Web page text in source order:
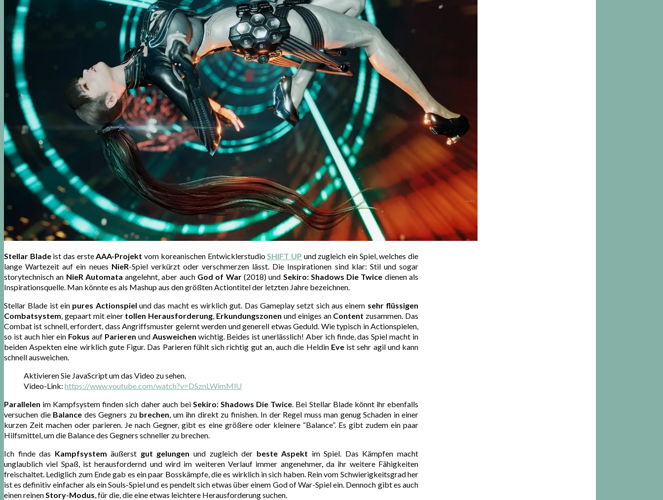
Stellar Bladeist das erste AAA-Projekt vom koreanischen Entwicklerstudio SHIFT UP und zugleich ein Spiel, welches die
lange Wartezeit auf ein neues NieR-Spiel verkürzt oder verschmerzen lässt. Die Inspirationen sind klar: Stil und sogar
storytechnisch an NieR Automata angelehnt, aber auchGod of War(2018) und Sekiro: Shadows Die Twice dienen als
Inspirationsquelle. Man könnte es als Mashup aus den größten Actiontitel der letzten Jahre bezeichnen.
Stellar Blade ist ein pures Actionspiel und das macht es wirklich gut. Das Gameplay setzt sich aus einem sehr flüssigen
Combatsystem , gepaart mit einer tollen Herausforderung Erkundungszonen und einiges an Content zusammen. Das
Combat ist schnell, erfordert, dass Angriffsmuster gelernt werden und generell etwas Geduld. Wie typisch in Actionspielen,
so ist auch hier ein Fokusauf Parieren und Ausweichen wichtig. Beides ist unerlässlich! Aber ich finde, das Spiel macht in
beiden Aspekten eine wirklich gute Figur. Das Parieren fühlt sich richtig gut an, auch die Heldin Eve ist sehr agil und kann
schnell ausweichen.
Aktivieren Sie JavaScript um das Video zu sehen.
Video-Link: https://www.youtube.com/watch?v=DSznLWimMlU
Parallelen im Kampfsystem finden sich daher auch bei Sekiro: Shadows Die Twice . Bei Stellar Blade könnt ihr ebenfalls
versuchen die Balance des Gegners zu brechen , um ihn direkt zu finishen. In der Regel muss man genug Schaden in einer
kurzen Zeit machen oder parieren. Je nach Gegner, gibt es eine größere oder kleinere “Balance”. Es gibt zudem ein paar
Hilfsmittel, um die Balance des Gegners schneller zu brechen.
Ich finde das Kampfsystemäußerst gut gelungen und zugleich der beste Aspekt im Spiel. Das Kämpfen macht
unglaublich viel Spaß, ist herausfordernd und wird im weiteren Verlauf immer angenehmer, da ihr weitere Fähigkeiten
freischaltet. Lediglich zum Ende gab es ein paar Bosskämpfe, die es wirklich in sich haben. Rein vom Schwierigkeitsgrad her
ist es definitiv einfacher als ein Souls-Spiel und es pendelt sich etwas über einem God of War-Spiel ein. Dennoch gibt es auch
einen reinen Story-Modus , für die, die eine etwas leichtere Herausforderung suchen.